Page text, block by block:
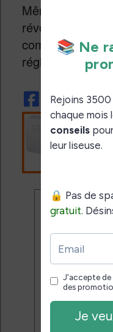
Même s’il s’agit
révolution
comprendre
régimes
promo
Rejoins
reçoivent
meilleures
pour bien